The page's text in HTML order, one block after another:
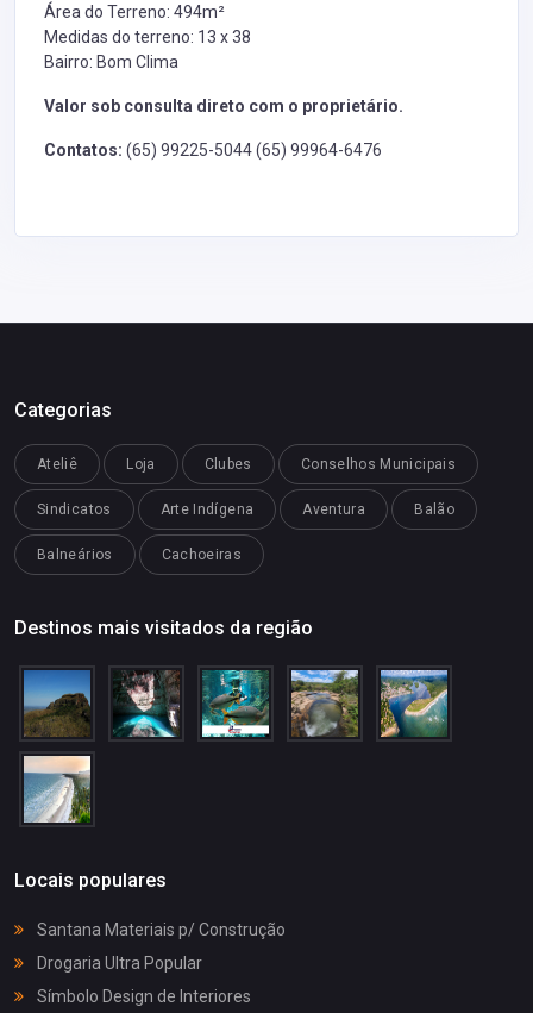
Área do Terreno: 494m²
Medidas do terreno: 13 x 38
Bairro: Bom Clima
Valor sob consulta direto com o proprietário.
Contatos: (65) 99225-5044 (65) 99964-6476
Categorias
Ateliê Loja Clubes Conselhos Municipais
Sindicatos Arte Indígena Aventura Balão
Balneários Cachoeiras
Destinos mais visitados da região
Locais populares
Santana Materiais p/ Construção
Drogaria Ultra Popular
Símbolo Design de Interiores